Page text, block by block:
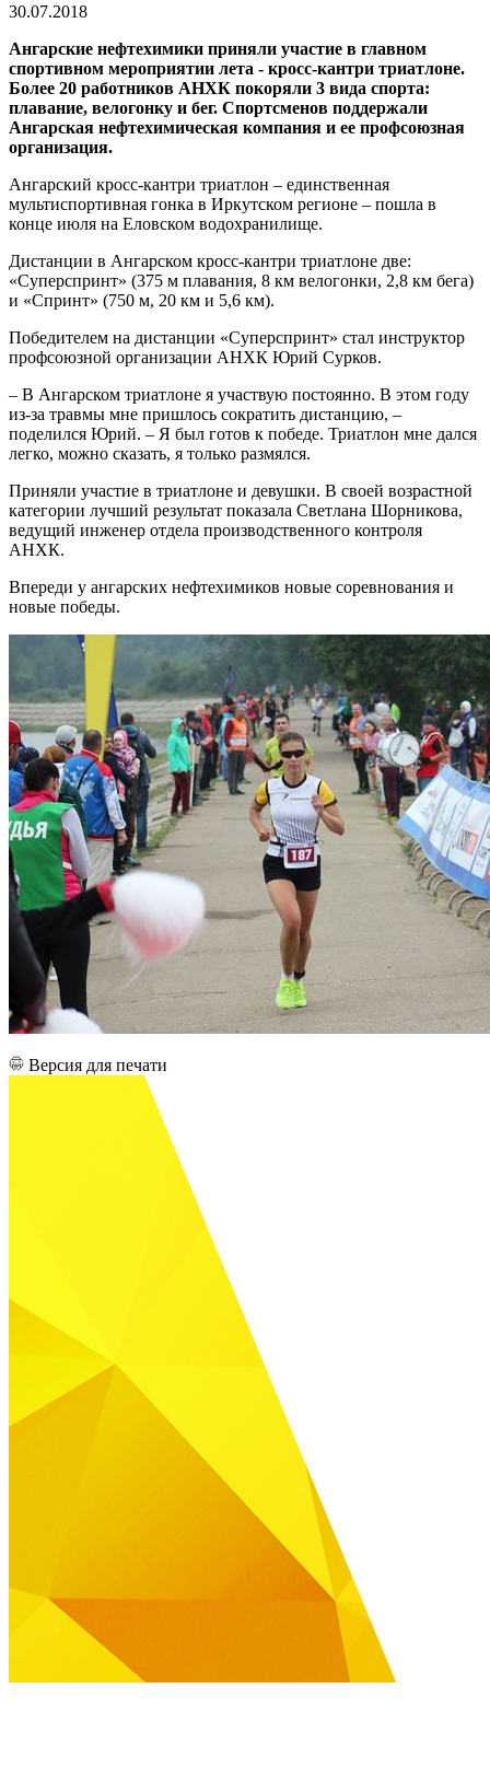
30.07.2018
Ангарские нефтехимики приняли участие в главном
спортивном мероприятии лета - кросс-кантри триатлоне.
Более 20 работников АНХК покоряли 3 вида спорта:
плавание, велогонку и бег. Спортсменов поддержали
Ангарская нефтехимическая компания и ее профсоюзная
организация.
Ангарский кросс-кантри триатлон – единственная
мультиспортивная гонка в Иркутском регионе – пошла в
конце июля на Еловском водохранилище.
Дистанции в Ангарском кросс-кантри триатлоне две:
«Суперспринт» (375 м плавания, 8 км велогонки, 2,8 км бега)
и «Спринт» (750 м, 20 км и 5,6 км).
Победителем на дистанции «Суперспринт» стал инструктор
профсоюзной организации АНХК Юрий Сурков.
– В Ангарском триатлоне я участвую постоянно. В этом году
из-за травмы мне пришлось сократить дистанцию, –
поделился Юрий. – Я был готов к победе. Триатлон мне дался
легко, можно сказать, я только размялся.
Приняли участие в триатлоне и девушки. В своей возрастной
категории лучший результат показала Светлана Шорникова,
ведущий инженер отдела производственного контроля
АНХК.
Впереди у ангарских нефтехимиков новые соревнования и
новые победы.
Версия для печати